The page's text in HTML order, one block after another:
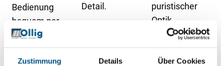
Zustimmung Details Über Cookies
Bedienung
bequem per
Knopfdruck.
Detail.
puristischer
Optik.